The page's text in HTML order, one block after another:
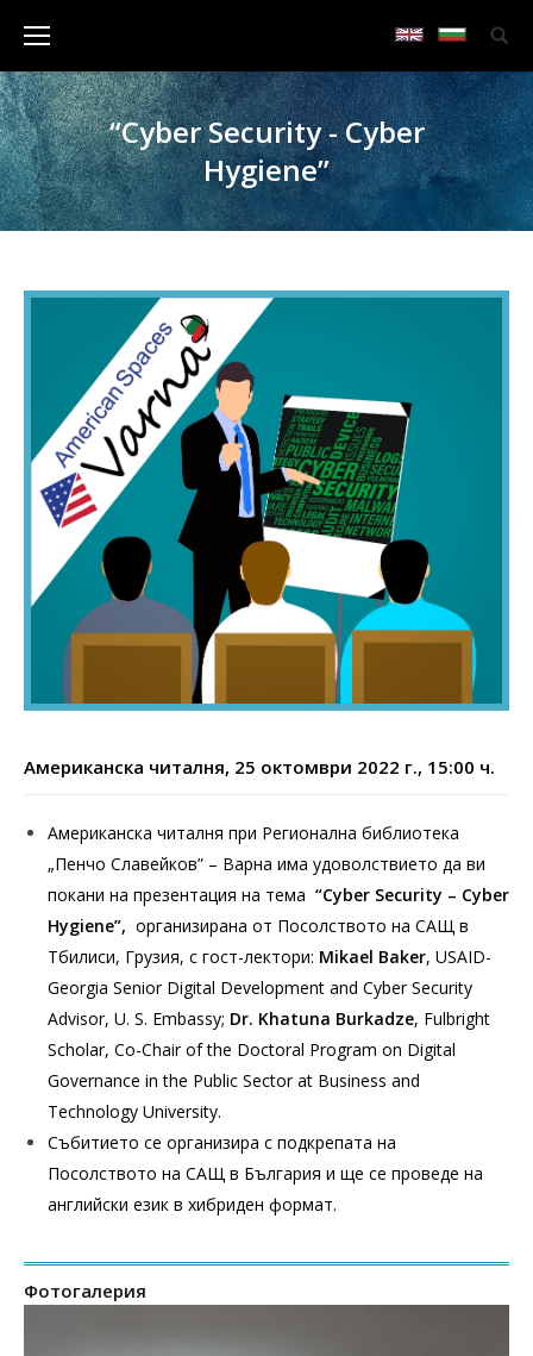
“Cyber Security - Cyber
Hygiene”
Американска читалня, 25 октомври 2022 г., 15:00 ч.
Американска читалня при Регионална библиотека
„Пенчо Славейков” – Варна има удоволствието да ви
покани на презентация на тема “Cyber Security – Cyber
Hygiene”, организирана от Посолството на САЩ в
Тбилиси, Грузия, с гост-лектори: Mikael Baker, USAID-
Georgia Senior Digital Development and Cyber Security
Advisor, U. S. Embassy; Dr. Khatuna Burkadze, Fulbright
Scholar, Co-Chair of the Doctoral Program on Digital
Governance in the Public Sector at Business and
Technology University.
Събитието се организира с подкрепата на
Посолството на САЩ в България и ще се проведе на
английски език в хибриден формат.
Фотогалерия